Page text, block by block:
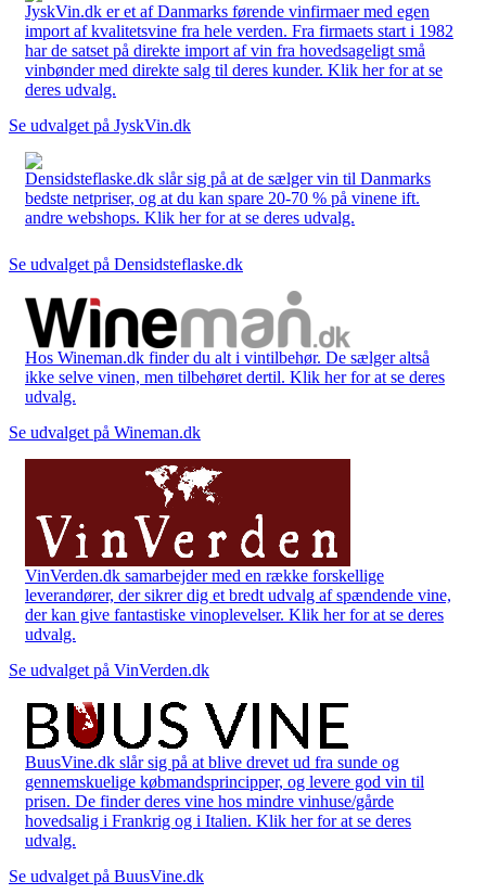
JyskVin.dk er et af Danmarks førende vinfirmaer med egen
import af kvalitetsvine fra hele verden. Fra firmaets start i 1982
har de satset på direkte import af vin fra hovedsageligt små
vinbønder med direkte salg til deres kunder. Klik her for at se
deres udvalg.
Se udvalget på JyskVin.dk
Densidsteflaske.dk slår sig på at de sælger vin til Danmarks
bedste netpriser, og at du kan spare 20-70 % på vinene ift.
andre webshops. Klik her for at se deres udvalg.
Se udvalget på Densidsteflaske.dk
Hos Wineman.dk finder du alt i vintilbehør. De sælger altså
ikke selve vinen, men tilbehøret dertil. Klik her for at se deres
udvalg.
Se udvalget på Wineman.dk
VinVerden.dk samarbejder med en række forskellige
leverandører, der sikrer dig et bredt udvalg af spændende vine,
der kan give fantastiske vinoplevelser. Klik her for at se deres
udvalg.
Se udvalget på VinVerden.dk
BuusVine.dk slår sig på at blive drevet ud fra sunde og
gennemskuelige købmandsprincipper, og levere god vin til
prisen. De finder deres vine hos mindre vinhuse/gårde
hovedsalig i Frankrig og i Italien. Klik her for at se deres
udvalg.
Se udvalget på BuusVine.dk